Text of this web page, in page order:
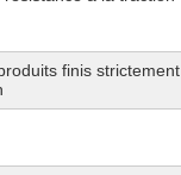
finis strictement